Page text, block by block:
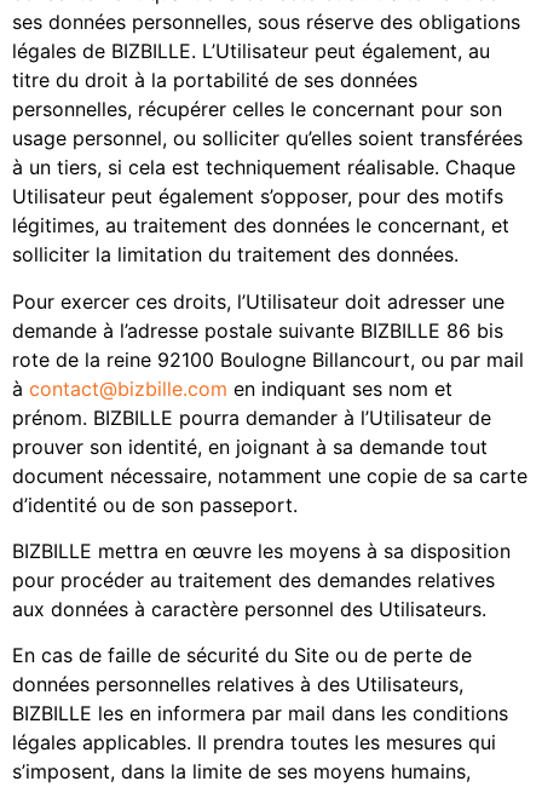
ses données personnelles, sous réserve des obligations
légales de BIZBILLE. L’Utilisateur peut également, au
titre du droit à la portabilité de ses données
personnelles, récupérer celles le concernant pour son
usage personnel, ou solliciter qu’elles soient transférées
à un tiers, si cela est techniquement réalisable. Chaque
Utilisateur peut également s’opposer, pour des motifs
légitimes, au traitement des données le concernant, et
solliciter la limitation du traitement des données.
Pour exercer ces droits, l’Utilisateur doit adresser une
demande à l’adresse postale suivante BIZBILLE 86 bis
rote de la reine 92100 Boulogne Billancourt, ou par mail
à contact@bizbille.com en indiquant ses nom et
prénom. BIZBILLE pourra demander à l’Utilisateur de
prouver son identité, en joignant à sa demande tout
document nécessaire, notamment une copie de sa carte
d’identité ou de son passeport.
BIZBILLE mettra en œuvre les moyens à sa disposition
pour procéder au traitement des demandes relatives
aux données à caractère personnel des Utilisateurs.
En cas de faille de sécurité du Site ou de perte de
données personnelles relatives à des Utilisateurs,
BIZBILLE les en informera par mail dans les conditions
légales applicables. Il prendra toutes les mesures qui
s’imposent, dans la limite de ses moyens humains,